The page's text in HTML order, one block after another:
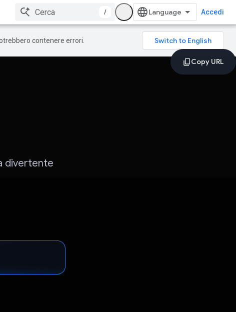
/ Accedi
contenere errori.
divertente